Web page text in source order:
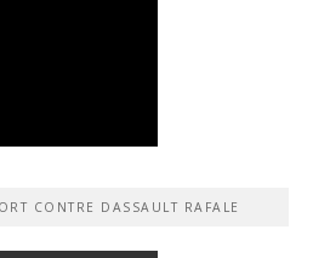
CONTRE DASSAULT RAFALE